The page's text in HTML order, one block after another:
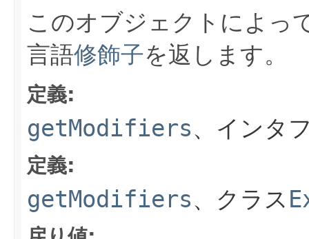
このオブジェクトによっ
言語修飾子を返します。
定義:
getModifiers、インタ
定義:
getModifiers、クラス